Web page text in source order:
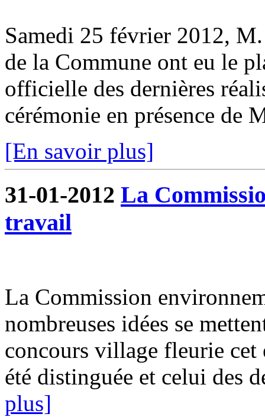
Samedi 25 février 2012,
de la Commune ont eu le
officielle des dernières
cérémonie en présence de
[En savoir plus]
31-01-2012 La
travail
La Commission
nombreuses idées se
concours village fleurie cet
été distinguée et celui des
plus]